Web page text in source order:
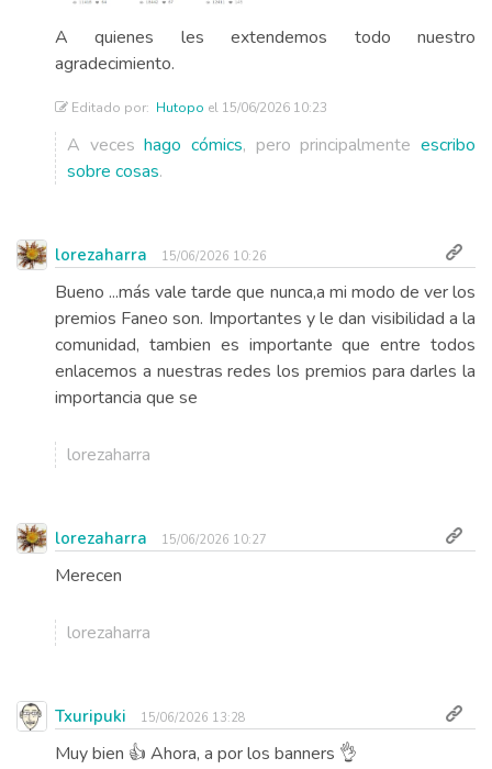
A quienes les extendemos todo nuestro
agradecimiento.
Editado por: Hutopo el 15/06/2026 10:23
A veceshago cómics, pero principalmenteescribo
sobre cosas.
lorezaharra 15/06/2026 10:26
Bueno ...más vale tarde que nunca,a mi modo de ver los
premios Faneo son. Importantes y le dan visibilidad a la
comunidad, tambien es importante que entre todos
enlacemos a nuestras redes los premios para darles la
importancia que se
lorezaharra
lorezaharra 15/06/2026 10:27
Merecen
lorezaharra
Txuripuki 15/06/2026 13:28
Muy bien 👍 Ahora, a por los banners 👌